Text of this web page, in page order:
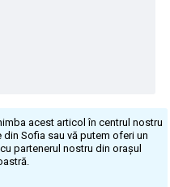
acest articol în centrul nostru
din Sofia sau vă putem oferi un
partenerul nostru din orașul